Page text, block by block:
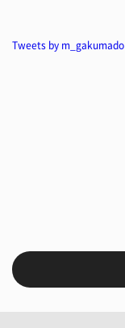
Tweets by m_gakumado